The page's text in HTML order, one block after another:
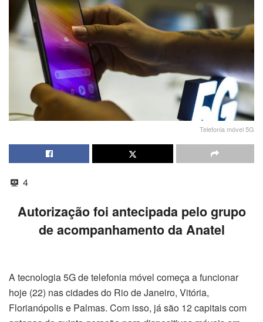
Telefonia móvel 5G
4
Autorização foi antecipada pelo grupo
de acompanhamento da Anatel
A tecnologia 5G de telefonia móvel começa a funcionar
hoje (22) nas cidades do Rio de Janeiro, Vitória,
Florianópolis e Palmas. Com isso, já são 12 capitais com